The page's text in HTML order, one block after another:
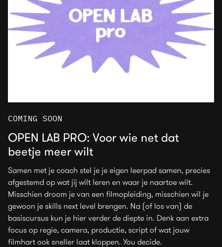
OPEN LAB PRO: Voor wie net dat
beetje meer wilt
COMING SOON
Samen met je coach stel je je eigen leerpad samen, precies
afgestemd op wat jij wilt leren en waar je naartoe wilt.
Misschien droom je van een filmopleiding, misschien wil je
gewoon je skills next level brengen. Na (of los van) de
basiscursus kun je hier verder de diepte in. Denk aan extra
focus op regie, camera, productie, script of wat jouw
filmhart ook sneller laat kloppen. You decide.